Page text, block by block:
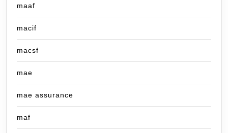
maaf
macif
macsf
mae
mae assurance
maf